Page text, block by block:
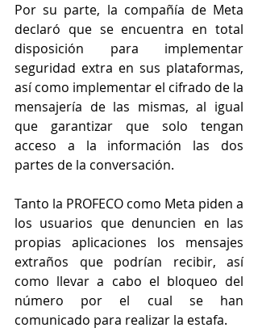
Por su parte, la compañía de Meta
declaró que se encuentra en total
disposición para implementar
seguridad extra en sus plataformas,
así como implementar el cifrado de la
mensajería de las mismas, al igual
que garantizar que solo tengan
acceso a la información las dos
partes de la conversación.
Tanto la PROFECO como Meta piden a
los usuarios que denuncien en las
propias aplicaciones los mensajes
extraños que podrían recibir, así
como llevar a cabo el bloqueo del
número por el cual se han
comunicado para realizar la estafa.